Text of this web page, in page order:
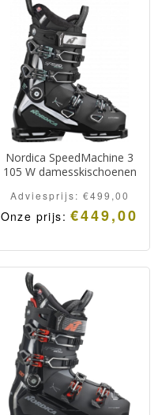
Nordica SpeedMachine 3
105 W damesskischoenen
Adviesprijs: €499,00
Onze prijs:€449,00